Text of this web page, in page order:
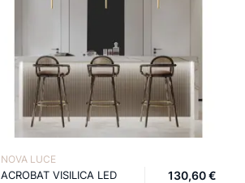
NOVA LUCE
ACROBAT VISILICA LED
130,60 €